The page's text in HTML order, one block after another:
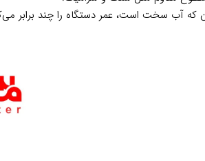
که آب سخت است، عمر دستگاه را چند برابر